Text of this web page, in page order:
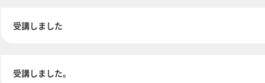
受講しました
受講しました。